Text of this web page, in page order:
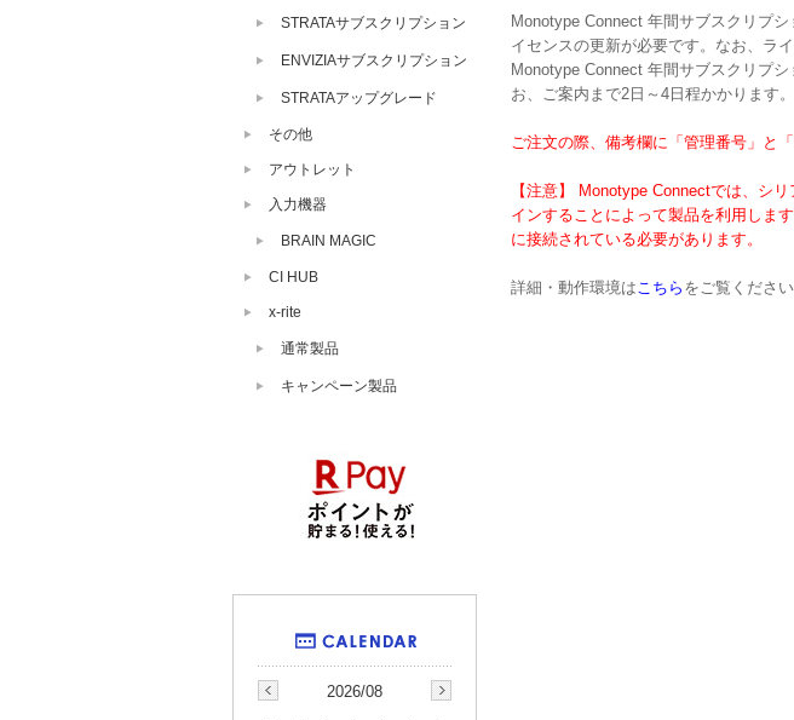
Monotype Connect 年間サブスクリプ
イセンスの更新が必要です。なお、ラ
Monotype Connect 年間サブスクリプ
お、ご案内まで2日～4日程かかります。
ご注文の際、備考欄に「管理番号」と
【注意】 Monotype Connectでは、シ
インすることによって製品を利用しま
に接続されている必要があります。
詳細・動作環境はこちら をご覧ください
STRATAサブスクリプション
ENVIZIAサブスクリプション
STRATAアップグレード
その他
アウトレット
入力機器
BRAIN MAGIC
CI HUB
x-rite
通常製品
キャンペーン製品
2026/08